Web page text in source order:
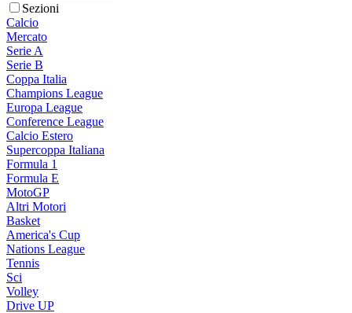
Sezioni
Calcio
Mercato
Serie A
Serie B
Coppa Italia
Champions League
Europa League
Conference League
Calcio Estero
Supercoppa Italiana
Formula 1
Formula E
MotoGP
Altri Motori
Basket
America's Cup
Nations League
Tennis
Sci
Volley
Drive UP